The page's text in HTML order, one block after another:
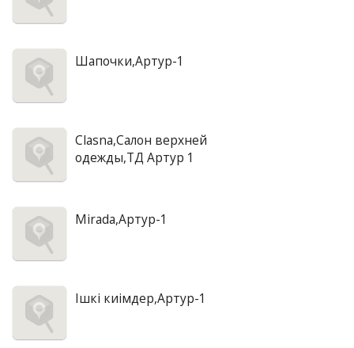
Шапочки,Артур-1
Clasna,Салон верхней
одежды,ТД Артур 1
Mirada,Артур-1
Iшкi киiмдер,Артур-1